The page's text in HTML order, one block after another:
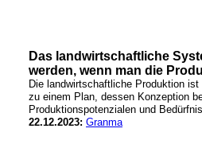
Das landwirtschaftliche
werden, wenn man die
Die landwirtschaftliche Produktion
zu einem Plan, dessen Konzeption
Produktionspotenzialen und
22.12.2023: Granma